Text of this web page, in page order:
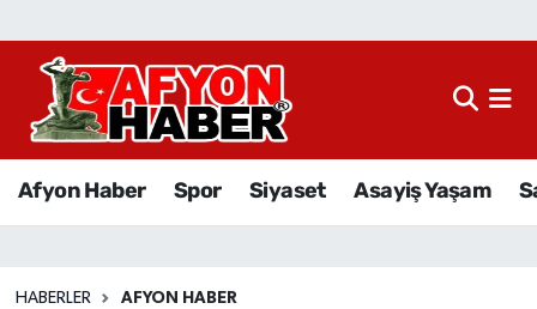
Afyon Haber Spor Siyaset Asayiş Yaşam
HABERLER AFYON HABER
Afyon Haber